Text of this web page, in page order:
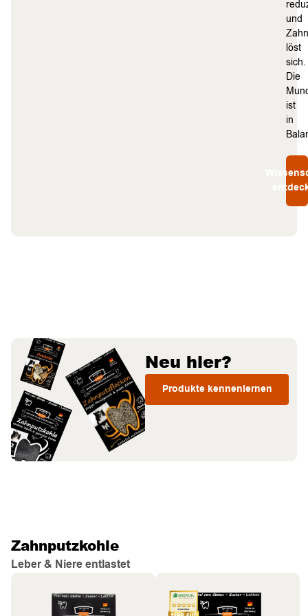
und
löst
sich.
Die
ist
in
Neu hier?
Produkte kennenlernen
Zahnputzkohle
Leber & Niere entlastet